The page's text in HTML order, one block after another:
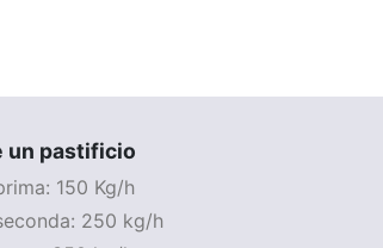
un pastificio
150 Kg/h
250 kg/h